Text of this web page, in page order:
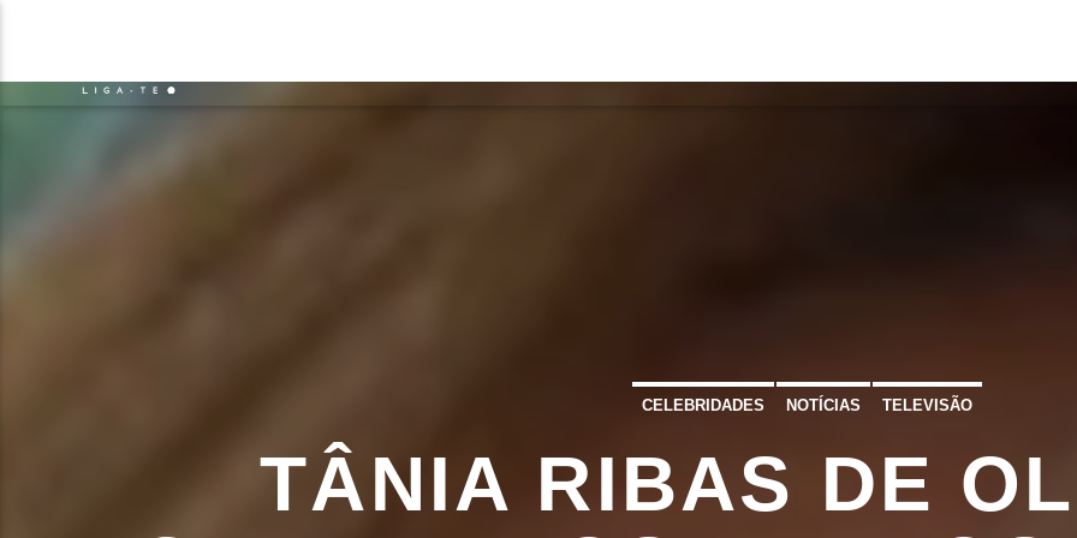
ON FM
CELEBRIDADES NOTÍCIAS TELEVISÃO
TÂNIA RIBAS DE